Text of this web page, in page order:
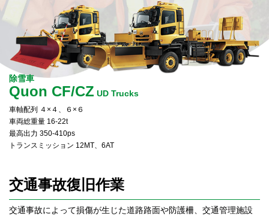
除雪車
Quon CF/CZ UD Trucks
車軸配列 ４×４、６×６
車両総重量 16-22t
最高出力 350-410ps
トランスミッション 12MT、6AT
交通事故復旧作業
交通事故によって損傷が生じた道路路面や防護柵、交通管理施設